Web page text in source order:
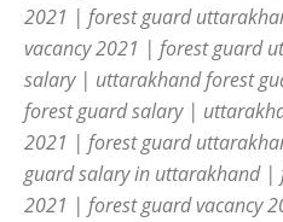
2021 | forest guard
vacancy 2021 | forest guard
salary | uttarakhand forest
forest guard salary |
2021 | forest guard
guard salary in uttarakhand
2021 | forest guard vacancy